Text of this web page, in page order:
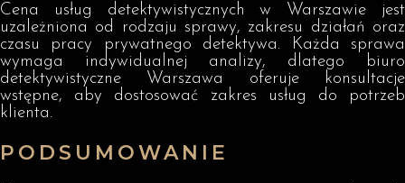
Cena usług detektywistycznych w Warszawie jest
uzależniona od rodzaju sprawy, zakresu działań oraz
czasu pracy prywatnego detektywa. Każda sprawa
wymaga indywidualnej analizy, dlatego biuro
detektywistyczne Warszawa oferuje konsultacje
wstępne, aby dostosować zakres usług do potrzeb
klienta.
PODSUMOWANIE